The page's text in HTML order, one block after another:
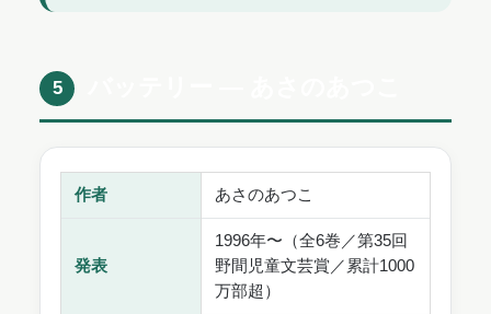
5
作者 あさのあつこ
発表
1996年〜（全6巻／第35回
野間児童文芸賞／累計1000
万部超）